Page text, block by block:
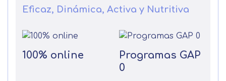
Eficaz, Dinámica, Activa y Nutritiva
100% online
Programas GAP
0